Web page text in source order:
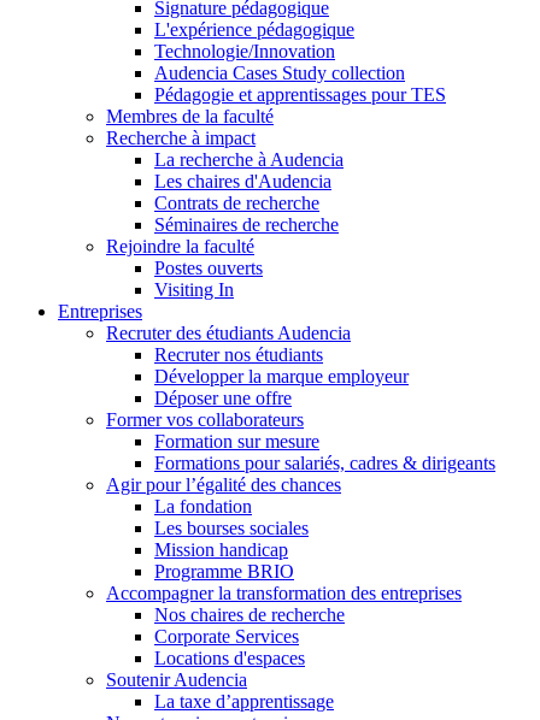
Signature pédagogique
L'expérience pédagogique
Technologie/Innovation
Audencia Cases Study collection
Pédagogie et apprentissages pour TES
Membres de la faculté
Recherche à impact
La recherche à Audencia
Les chaires d'Audencia
Contrats de recherche
Séminaires de recherche
Rejoindre la faculté
Postes ouverts
Visiting In
Entreprises
Recruter des étudiants Audencia
Recruter nos étudiants
Développer la marque employeur
Déposer une offre
Former vos collaborateurs
Formation sur mesure
Formations pour salariés, cadres & dirigeants
Agir pour l’égalité des chances
La fondation
Les bourses sociales
Mission handicap
Programme BRIO
Accompagner la transformation des entreprises
Nos chaires de recherche
Corporate Services
Locations d'espaces
Soutenir Audencia
La taxe d’apprentissage